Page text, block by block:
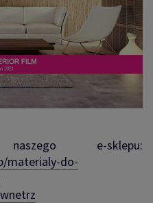
e-sklepu:
materialy-do-